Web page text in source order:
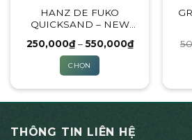
chọn
trên
trang
sản
phẩm
HANZ DE FUKO
QUICKSAND – NEW
250,000₫ – 550,000₫Khoảng
giá:
550,000₫
CHỌN
có
THÔNG TIN LIÊN HỆ